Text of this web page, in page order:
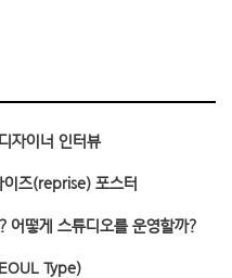
자이너 인터뷰
이즈(reprise) 포스터
어떻게 스튜디오를 운영할까?
Type)